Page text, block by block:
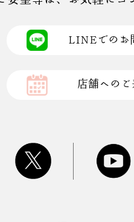
LINEでのお
店舗への